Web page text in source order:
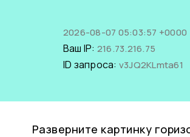
2026-08-07 05:03:57 +0000
Ваш IP: 216.73.216.75
ID запроса: v3JQ2KLmta61
Разверните картинку